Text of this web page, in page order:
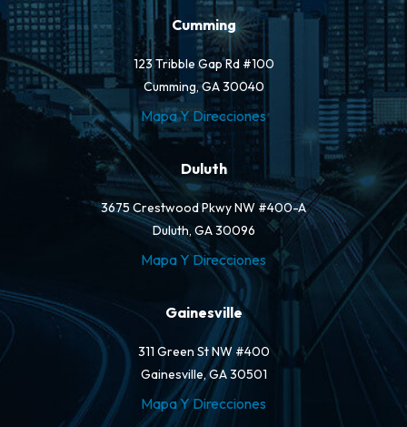
Cumming
123 Tribble Gap Rd #100
Cumming, GA 30040
Mapa Y Direcciones
Duluth
3675 Crestwood Pkwy NW #400-A
Duluth, GA 30096
Mapa Y Direcciones
Gainesville
311 Green St NW #400
Gainesville, GA 30501
Mapa Y Direcciones